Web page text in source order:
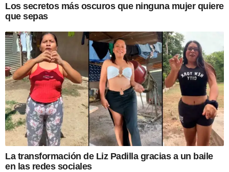
Los secretos más oscuros que ninguna mujer quiere
que sepas
La transformación de Liz Padilla gracias a un baile
en las redes sociales